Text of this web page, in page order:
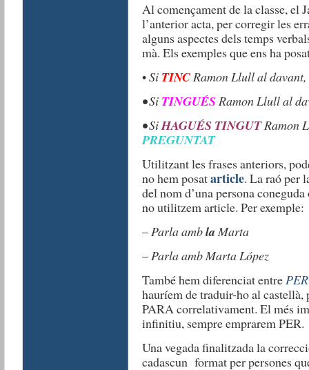
Al començament de la classe, el
l’anterior acta, per corregir les
alguns aspectes dels temps
mà. Els exemples que ens ha
•Si TINCRamon Llull al
• Si TINGUÉSRamon Llull al
• SiHAGUÉS TINGUTRamon
PREGUNTAT
Utilitzant les frases anteriors,
no hem posatarticle. La raó per
del nom d’una persona
no utilitzem article. Per exemple:
–Parla ambla Marta
–Parla amb Marta López
També hem diferenciat entrePER
hauríem de traduir-ho al
PARA correlativament. El més
infinitiu, sempre emprarem PER.
Una vegada finalitzada la
cadascun format per persones